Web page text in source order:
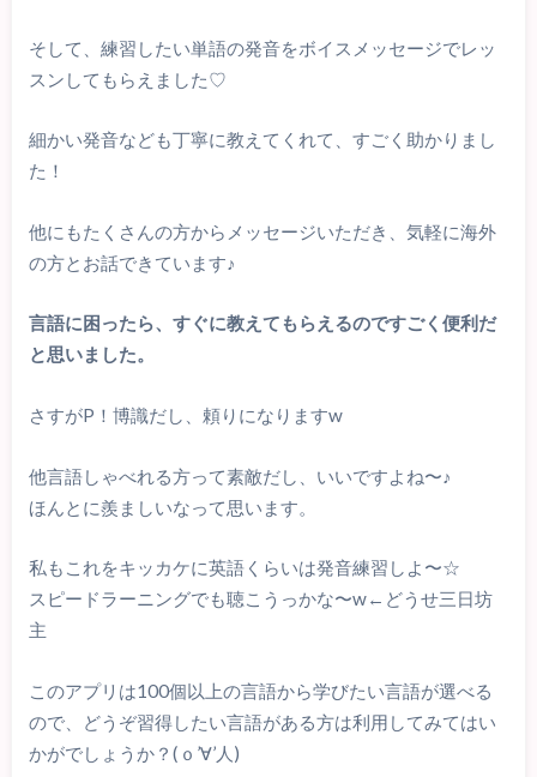
そして、練習したい単語の発音をボイスメッセージでレッ
スンしてもらえました♡
細かい発音なども丁寧に教えてくれて、すごく助かりまし
た！
他にもたくさんの方からメッセージいただき、気軽に海外
の方とお話できています♪
言語に困ったら、すぐに教えてもらえるのですごく便利だ
と思いました。
さすがP！博識だし、頼りになりますw
他言語しゃべれる方って素敵だし、いいですよね〜♪
ほんとに羨ましいなって思います。
私もこれをキッカケに英語くらいは発音練習しよ〜☆
スピードラーニングでも聴こうっかな〜w←どうせ三日坊
主
このアプリは100個以上の言語から学びたい言語が選べる
ので、どうぞ習得したい言語がある方は利用してみてはい
かがでしょうか？(ｏ’∀’人)